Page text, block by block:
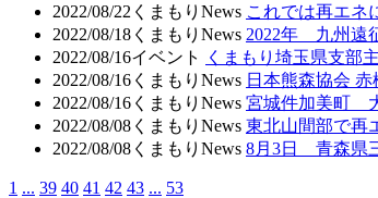
2022/08/22 くまもりNews これでは再エネ
2022/08/18 くまもりNews 2022年 九州遠
2022/08/16イベント
くまもり埼玉県支部
2022/08/16 くまもりNews 日本熊森協会
2022/08/16 くまもりNews 宮城件加美町
2022/08/08 くまもりNews 東北山間部で再
2022/08/08 くまもりNews 8月3日 青森県
1 ... 39 40 41 42 43 ... 53